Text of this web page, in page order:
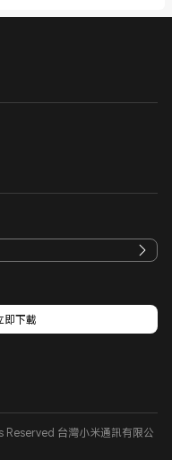
即下載
台灣小米通訊有限公